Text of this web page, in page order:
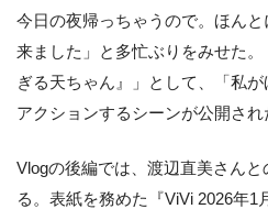
今日の夜帰っちゃうので。ほん
来ました」と多忙ぶりをみせた
ぎる天ちゃん』」として、「私
アクションするシーンが公開され
Vlogの後編では、渡辺直美さん
る。表紙を務めた『ViVi 2026年1